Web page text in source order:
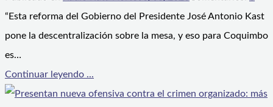
“Esta reforma del Gobierno del Presidente José Antonio Kast
pone la descentralización sobre la mesa, y eso para Coquimbo
es…
Continuar leyendo ...